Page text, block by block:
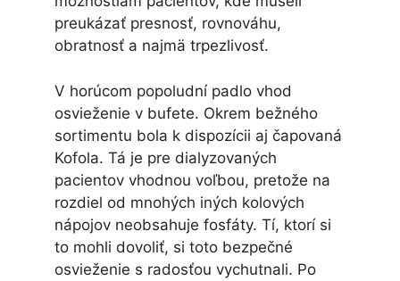
preukázať presnosť, rovnováhu,
obratnosť a najmä trpezlivosť.
V horúcom popoludní padlo vhod
osvieženie v bufete. Okrem bežného
sortimentu bola k dispozícii aj čapovaná
Kofola. Tá je pre dialyzovaných
pacientov vhodnou voľbou, pretože na
rozdiel od mnohých iných kolových
nápojov neobsahuje fosfáty. Tí, ktorí si
to mohli dovoliť, si toto bezpečné
osvieženie s radosťou vychutnali. Po